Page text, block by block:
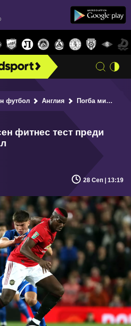
футбол Англия Погба минава късен фитнес тест преди дербито с Арсенал
фитнес тест преди
28 Сеп | 13:19